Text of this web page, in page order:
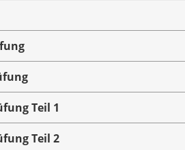
Teil 1
Teil 2